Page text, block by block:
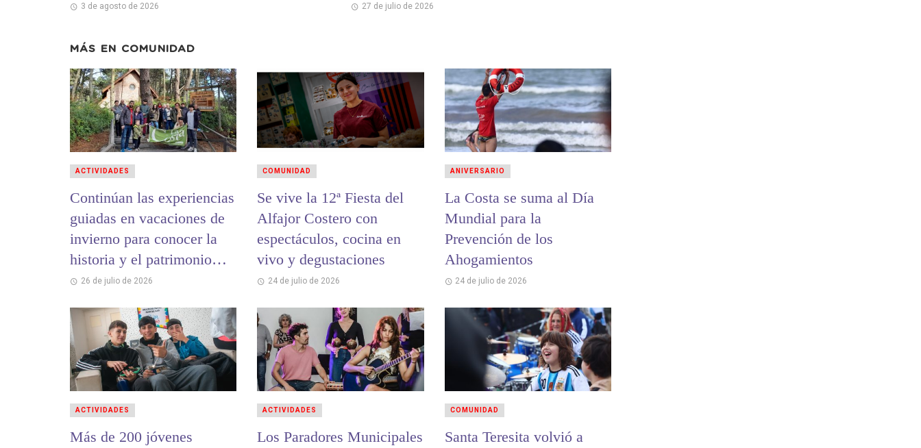
3 de agosto de 2026 27 de julio de 2026
MÁS EN COMUNIDAD
Continúan las experiencias
guiadas en vacaciones de
invierno para conocer la
historia y el patrimonio
cultural de La Costa
26 de julio de 2026
ACTIVIDADES
Se vive la 12ª Fiesta del
Alfajor Costero con
espectáculos, cocina en
vivo y degustaciones
24 de julio de 2026
COMUNIDAD
La Costa se suma al Día
Mundial para la
Prevención de los
Ahogamientos
24 de julio de 2026
ANIVERSARIO
Más de 200 jóvenes
ACTIVIDADES
Los Paradores Municipales
ACTIVIDADES
Santa Teresita volvió a
COMUNIDAD